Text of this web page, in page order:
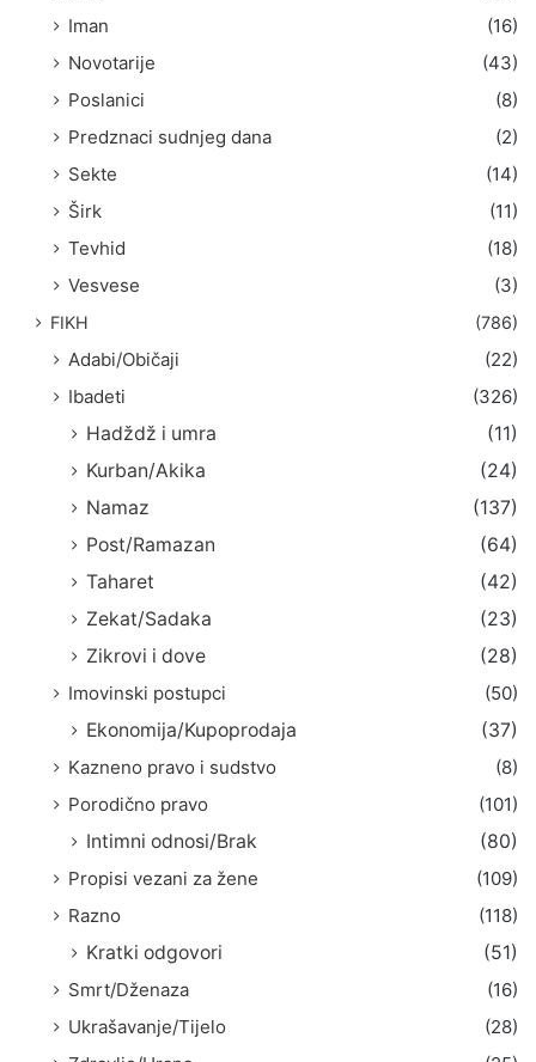
Iman
(16)
Novotarije
(43)
Poslanici
(8)
Predznaci sudnjeg dana
(2)
Sekte
(14)
Širk
(11)
Tevhid
(18)
Vesvese
(3)
FIKH (786)
Adabi/Običaji
(22)
Ibadeti
(326)
Hadždž i umra
(11)
Kurban/Akika
(24)
Namaz
(137)
Post/Ramazan
(64)
Taharet
(42)
Zekat/Sadaka
(23)
Zikrovi i dove
(28)
Imovinski postupci
(50)
Ekonomija/Kupoprodaja
(37)
Kazneno pravo i sudstvo
(8)
Porodično pravo
(101)
Intimni odnosi/Brak
(80)
Propisi vezani za žene
(109)
Razno
(118)
Kratki odgovori
(51)
Smrt/Dženaza
(16)
Ukrašavanje/Tijelo
(28)